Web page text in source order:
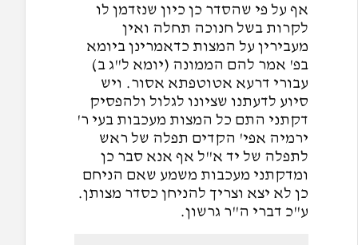
אף על פי שהסדר כן כיון שנזדמן לו
לקרות בשל חנוכה תחלה ואין
מעבירין על המצות כדאמרינן ביומא
בפ' אמר להם הממונה (יומא ל"ג ב)
עבורי דרעא אטוטפתא אסור. ויש
סיוע לדעתנו שציונו לגלול ולהפסיק
דקתני התם כל המצות מעכבות בעי ר'
ירמיה אפי' הקדים תפלה של ראש
לתפלה של יד א"ל אף אנא סבר כן
ומדקתני מעכבות משמע שאם הניחם
כן לא יצא וצריך להניחן כסדר מצותן.
ע"כ דברי ה"ר גרשון.